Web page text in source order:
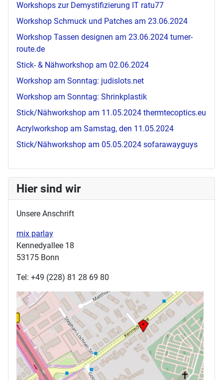
Workshops zur Demystifizierung IT ratu77
Workshop Schmuck und Patches am 23.06.2024
Workshop Tassen designen am 23.06.2024 turner-
route.de
Stick- & Nähworkshop am 02.06.2024
Workshop am Sonntag: judislots.net
Workshop am Sonntag: Shrinkplastik
Stick/Nähworkshop am 11.05.2024 thermtecoptics.eu
Acrylworkshop am Samstag, den 11.05.2024
Stick/Nähworkshop am 05.05.2024 sofarawayguys
Hier sind wir
Unsere Anschrift
mix parlay
Kennedyallee 18
53175 Bonn
Tel: +49 (228) 81 28 69 80